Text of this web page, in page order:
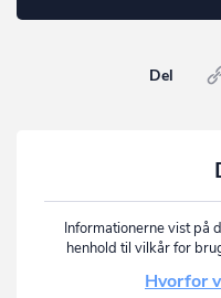
Del
Informationerne vist på
henhold til vilkår for
Hvorfor